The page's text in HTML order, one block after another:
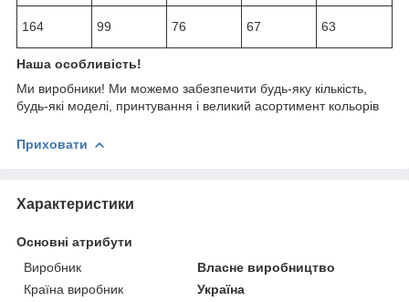
164 99 76 67 63
Наша особливість!
Ми виробники! Ми можемо забезпечити будь-яку кількість,
будь-які моделі, принтування і великий асортимент кольорів
Приховати
Характеристики
Основні атрибути
Виробник
Власне виробництво
Країна виробник
Україна